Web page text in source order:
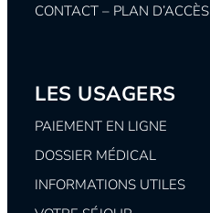
CONTACT – PLAN D’ACCÈS
LES USAGERS
PAIEMENT EN LIGNE
DOSSIER MÉDICAL
INFORMATIONS UTILES